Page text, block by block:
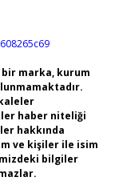
marka, kurum
haber niteliği
hakkında
ve kişiler ile isim
bilgiler